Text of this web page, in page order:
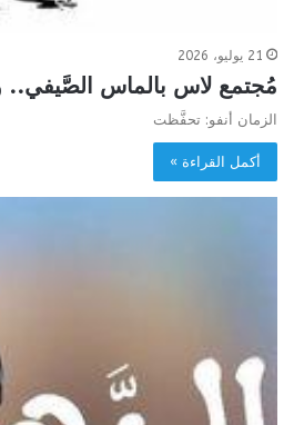
21 يوليو، 2026
مُجتمع لاس بالماس الصَّيفي..
الزمان أنفو: تحفَّظت
أكمل القراءة »